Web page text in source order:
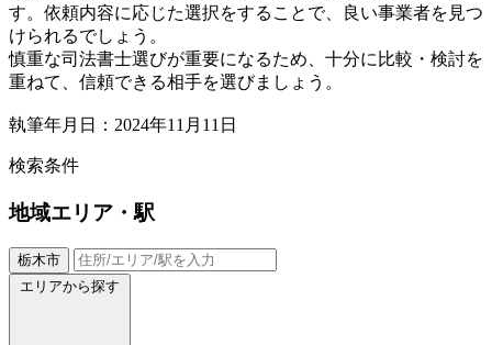
す。依頼内容に応じた選択をすることで、良い事業者を見つ
けられるでしょう。
慎重な司法書士選びが重要になるため、十分に比較・検討を
重ねて、信頼できる相手を選びましょう。
執筆年月日：2024年11月11日
検索条件
地域エリア・駅
栃木市
エリアから探す